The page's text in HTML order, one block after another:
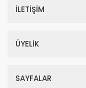
İLETİŞİM
ÜYELİK
SAYFALAR